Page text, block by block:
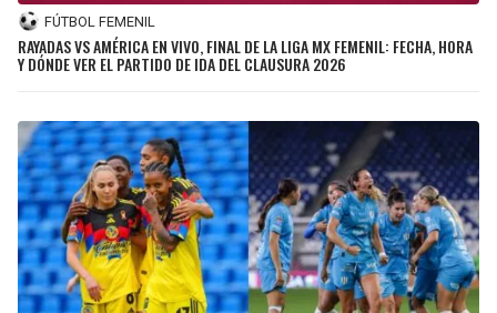
FÚTBOL FEMENIL
RAYADAS VS AMÉRICA EN VIVO, FINAL DE LA LIGA MX FEMENIL: FECHA, HORA
Y DÓNDE VER EL PARTIDO DE IDA DEL CLAUSURA 2026